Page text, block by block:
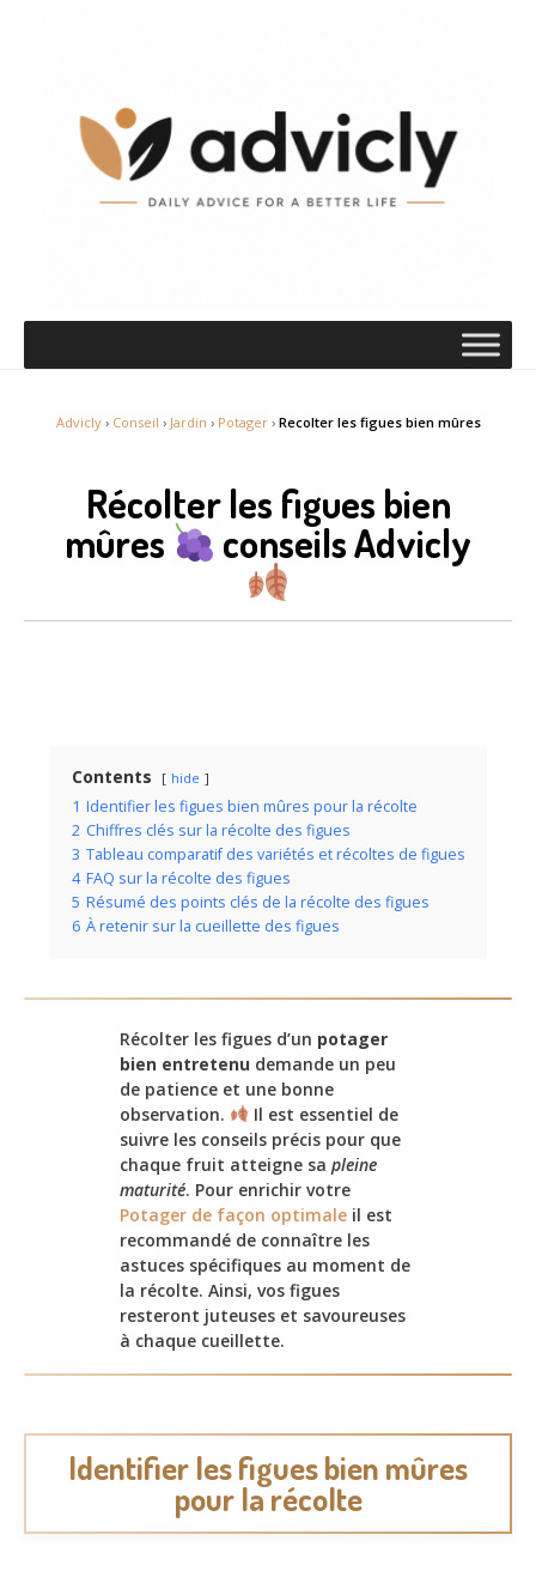
Advicly› Conseil › Jardin › Potager› Recolter les figues bien mûres
Récolter les figues bien
mûres
conseils Advicly
Contents hide
1 Identifier les figues bien mûres pour la récolte
2 Chiffres clés sur la récolte des figues
3 Tableau comparatif des variétés et récoltes de figues
4 FAQ sur la récolte des figues
5 Résumé des points clés de la récolte des figues
6 À retenir sur la cueillette des figues
Récolter les figues d’un potager
bien entretenu demande un peu
de patience et une bonne
observation.
Il est essentiel de
suivre les conseils précis pour que
chaque fruit atteigne sa pleine
maturité. Pour enrichir votre
Potager de façon optimale il est
recommandé de connaître les
astuces spécifiques au moment de
la récolte. Ainsi, vos figues
resteront juteuses et savoureuses
à chaque cueillette.
Identifier les figues bien mûres
pour la récolte